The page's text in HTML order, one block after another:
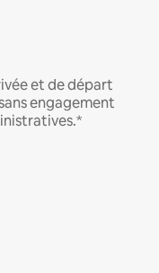
et de départ
engagement